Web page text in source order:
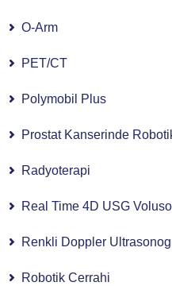
O-Arm
PET/CT
Polymobil Plus
Prostat Kanserinde
Radyoterapi
Real Time 4D USG
Renkli Doppler
Robotik Cerrahi